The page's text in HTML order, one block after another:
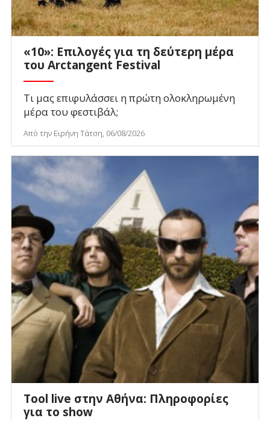
«10»: Επιλογές για τη δεύτερη μέρα
του Arctangent Festival
Τι μας επιφυλάσσει η πρώτη ολοκληρωμένη
μέρα του φεστιβάλ;
Από την Ειρήνη Τάτση, 06/08/2026
Tool live στην Αθήνα: Πληροφορίες
για το show